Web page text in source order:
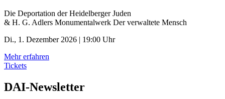
Die Deportation der ­Heidelberger Juden
& H. G. Adlers Monumentalwerk Der verwaltete Mensch
Di., 1. Dezember 2026 | 19:00 Uhr
Mehr erfahren
Tickets
DAI-Newsletter